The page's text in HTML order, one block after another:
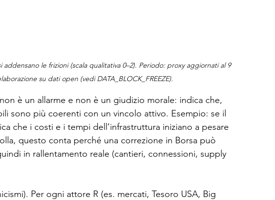
le frizioni (scala qualitativa 0–2). Periodo: proxy aggiornati al 9
su dati open (vedi DATA_BLOCK_FREEZE).
è un allarme e non è un giudizio morale: indica che,
sono più coerenti con un vincolo attivo. Esempio: se il
che i costi e i tempi dell’infrastruttura iniziano a pesare
questo conta perché una correzione in Borsa può
in rallentamento reale (cantieri, connessioni, supply
Per ogni attore R (es. mercati, Tesoro USA, Big